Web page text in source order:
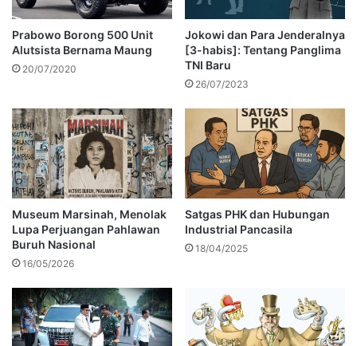
Prabowo Borong 500 Unit
Alutsista Bernama Maung
20/07/2020
Jokowi dan Para Jenderalnya
[3-habis]: Tentang Panglima
TNI Baru
26/07/2023
Museum Marsinah, Menolak
Lupa Perjuangan Pahlawan
Buruh Nasional
16/05/2026
Satgas PHK dan Hubungan
Industrial Pancasila
18/04/2025